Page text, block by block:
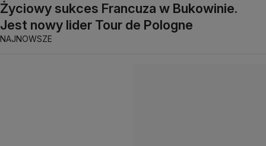
Życiowy sukces Francuza w Bukowinie.
Jest nowy lider Tour de Pologne
NAJNOWSZE